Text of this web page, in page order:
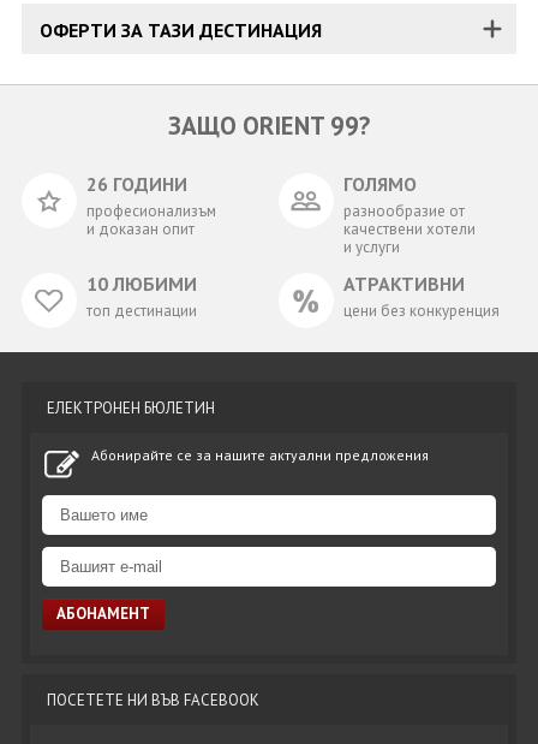
ОФЕРТИ ЗА ТАЗИ ДЕСТИНАЦИЯ
ЗАЩО ORIENT 99?
26 ГОДИНИ
професионализъм
и доказан опит
ГОЛЯМО
разнообразие от
качествени хотели
и услуги
10 ЛЮБИМИ
топ дестинации
АТРАКТИВНИ
цени без конкуренция
ЕЛЕКТРОНЕН БЮЛЕТИН
Абонирайте се за нашите актуални предложения
ПОСЕТЕТЕ НИ ВЪВ FACEBOOK